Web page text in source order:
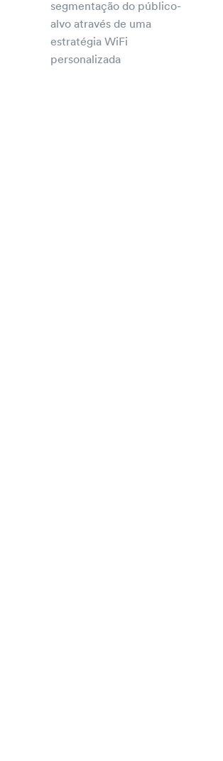
segmentação do público-
alvo através de uma
estratégia WiFi
personalizada